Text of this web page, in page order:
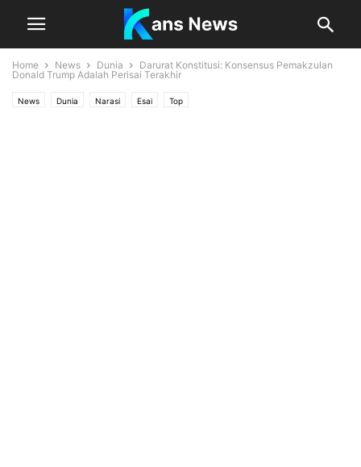
Home News Dunia
Darurat Konstitusi: Konsensus Pemakzulan
Donald Trump Adalah Perisai Terakhir
News Dunia Narasi Esai Top